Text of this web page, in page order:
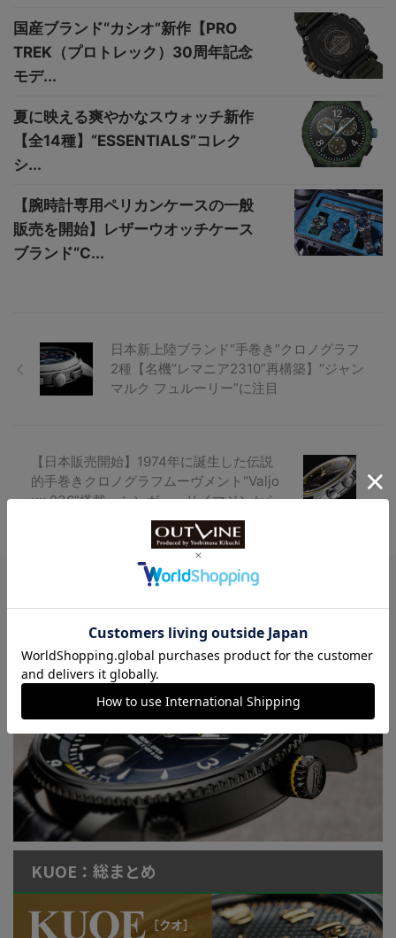
国産ブランド“カシオ”新作【PRO
TREK（プロトレック）30周年記念
モデ...
夏に映える爽やかなスウォッチ新作
【全14種】“ESSENTIALS”コレク
シ...
【腕時計専用ペリカンケースの一般
販売を開始】レザーウオッチケース
ブランド“C...
日本新上陸ブランド“手巻き”クロノグラフ
2種【名機“レマニア2310”再構築】“ジャン
マルク フュルーリー”に注目
【日本販売開始】1974年に誕生した伝説
的手巻きクロノグラフムーヴメント“Valjo
ux 236”搭載、シンガー・リイマジンから
特許取得“耐衝撃”ウオッチなど
KUOE：総まとめ